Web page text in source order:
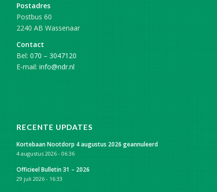
Postadres
Postbus 60
2240 AB Wassenaar
Contact
Bel: 070 – 3047120
E-mail: info@ndr.nl
RECENTE UPDATES
Kortebaan Nootdorp 4 augustus 2026 geannuleerd
4 augustus 2026 - 06:36
Officieel Bulletin 31 – 2026
29 juli 2026 - 16:33